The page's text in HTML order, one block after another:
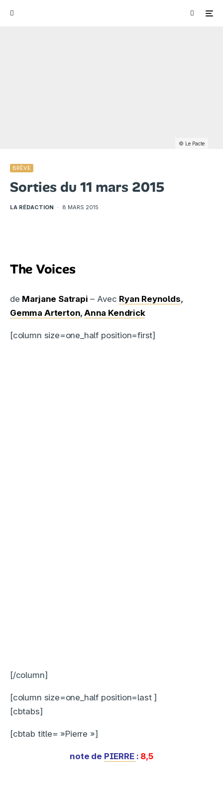
© Le Pacte
BRÈVE
Sorties du 11 mars 2015
LA RÉDACTION · 8 MARS 2015
The Voices
de Marjane Satrapi – Avec Ryan Reynolds,
Gemma Arterton,Anna Kendrick
[column size=one_half position=first]
[/column]
[column size=one_half position=last ]
[cbtabs]
[cbtab title= »Pierre »]
note de PIERRE : 8,5